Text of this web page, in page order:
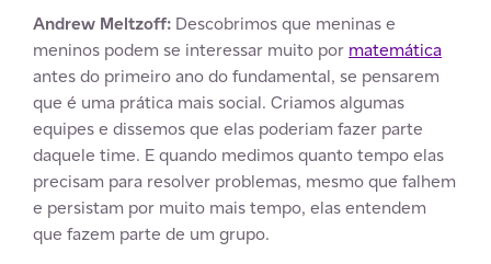
Andrew Meltzoff: Descobrimos que meninas e
meninos podem se interessar muito por matemática
antes do primeiro ano do fundamental, se pensarem
que é uma prática mais social. Criamos algumas
equipes e dissemos que elas poderiam fazer parte
daquele time. E quando medimos quanto tempo elas
precisam para resolver problemas, mesmo que falhem
e persistam por muito mais tempo, elas entendem
que fazem parte de um grupo.